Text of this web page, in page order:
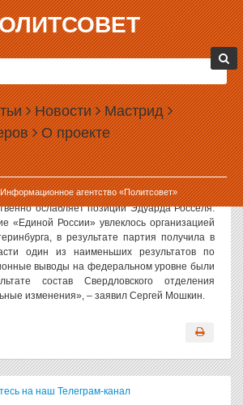
Новости Мастрид
О проекте
агентство «Политсовет»
БУДУТ ЧИСТИТЬ
заседание политсовета Свердловского
что за ошибки, допущенные в ходе
депутатов Государственной думы,
представители списка и партии и «Единая
Сергей Мошкин.
перестановки в СРО «Единая Россия» и
Олега Бакина с поста председателя
ослабляет позиции Эдуарда Росселя.
«Единой России» увлеклось организацией
в результате партия получила в
один из наименьших результатов по
выводы на федеральном уровне были
состав Свердловского отделения
изменения», – заявил Сергей Мошкин.
на наш Телеграм-канал